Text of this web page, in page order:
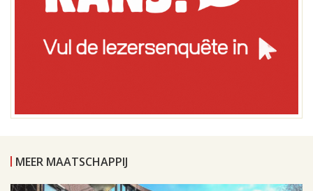
MEER MAATSCHAPPIJ